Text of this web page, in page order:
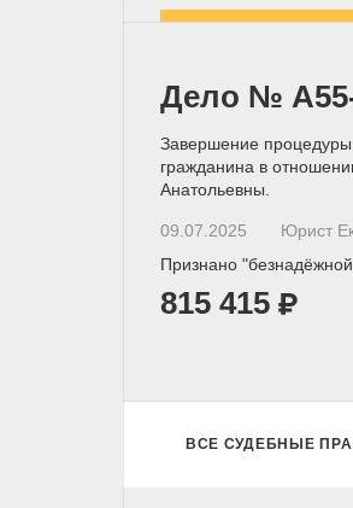
Дело № А55-
Завершение
гражданина в
Анатольевны.
09.07.2025 Юрист
Признано
815 415
ВСЕ СУДЕБНЫЕ